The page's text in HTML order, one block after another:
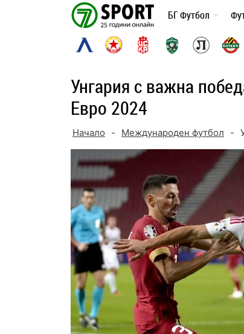
БГ Футбол
Унгария с важна
Евро 2024
Начало - Международен футбол -